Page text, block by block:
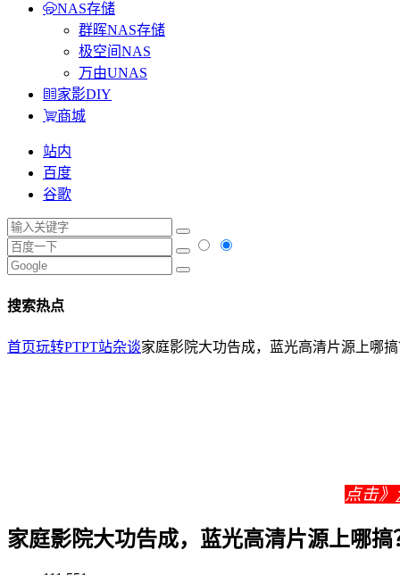
NAS存储
群晖NAS存储
极空间NAS
万由UNAS
家影DIY
商城
站内
百度
谷歌
搜索热点
首页玩转PTPT站杂谈家庭影院大功告成，蓝光高清片源上哪搞
点击》
家庭影院大功告成，蓝光高清片源上哪搞